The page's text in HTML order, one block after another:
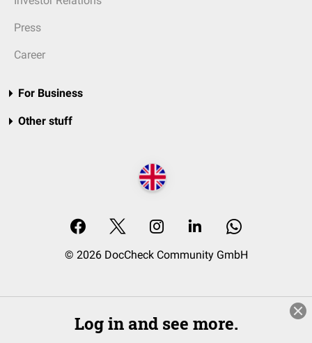
Press
Career
For Business
Other stuff
© 2026 DocCheck Community GmbH
Log in and see more.